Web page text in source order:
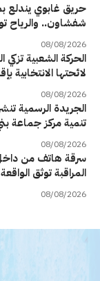
حريق غابوي يندلع
شفشاون.. والرياح
08/08/2026
الحركة الشعبية
لائحتها الانتخابية
08/08/2026
الجريدة الرسمية
تنمية مركز جماعة
08/08/2026
سرقة هاتف من
المراقبة توثق الواقعة
08/08/2026